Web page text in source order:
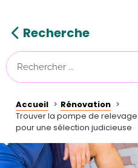
Immobilier
Astuces/DIY
Tendance Travaux
Kit partenaire
À propos
Recherche
Accueil
Rénovation
Trouver la pompe de
pour une sélection judicieuse